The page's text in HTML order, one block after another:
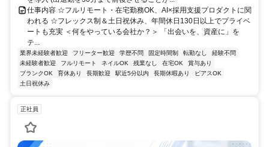
仕事内容 ☆フルリモート・在宅勤務OK、AI×採用支援プロダクトに関
われる ☆フレックス制＆土日祝休み、年間休日130日以上でプライベ
ートも充実 ＜何をやっている会社か？＞ 「出会いを、資産に」を
テ...
業界未経験者歓迎 フリーター歓迎 学歴不問 固定時間制 転勤なし
経験不問
未経験者歓迎
フルリモート ネイルOK 残業なし 在宅OK
賞与あり
ブランクOK
育休あり 長期歓迎 駅近5分以内 長期休暇あり
ピアスOK
土日祝休み
正社員